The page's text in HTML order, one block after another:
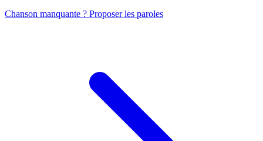
Chanson manquante ? Proposer les paroles